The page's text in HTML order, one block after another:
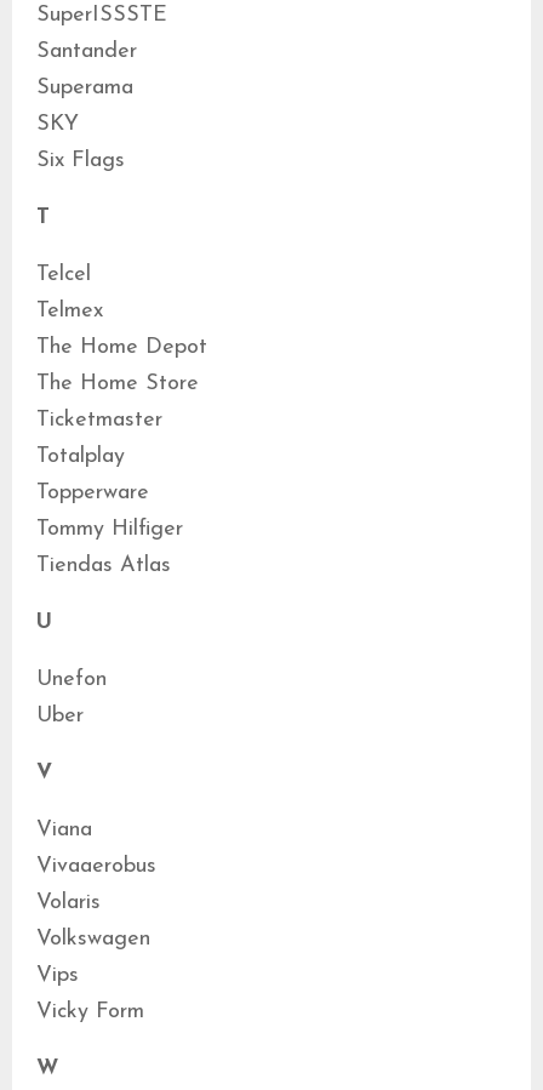
SuperISSSTE
Santander
Superama
SKY
Six Flags
T
Telcel
Telmex
The Home Depot
The Home Store
Ticketmaster
Totalplay
Topperware
Tommy Hilfiger
Tiendas Atlas
U
Unefon
Uber
V
Viana
Vivaaerobus
Volaris
Volkswagen
Vips
Vicky Form
W